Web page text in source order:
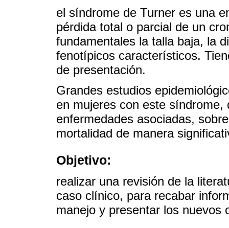
el síndrome de Turner es una
pérdida total o parcial de un
fundamentales la talla baja, la
fenotípicos característicos.
de presentación.
Grandes estudios
en mujeres con este síndrome,
enfermedades asociadas,
mortalidad de manera
Objetivo:
realizar una revisión de la
caso clínico, para recabar
manejo y presentar los nuevos